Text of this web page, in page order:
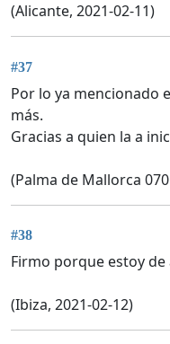
(Alicante, 2021-02-11)
#37
Por lo ya mencionado
más.
Gracias a quien la a
(Palma de Mallorca
#38
Firmo porque estoy de
(Ibiza, 2021-02-12)